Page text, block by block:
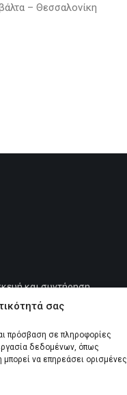
σας
πρόσβαση σε πληροφορίες
δεδομένων, όπως
να επηρεάσει ορισμένες
– Θεσσαλονίκη
και συντήρηση
αξιόπιστες